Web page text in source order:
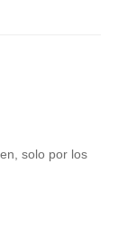
solo por los